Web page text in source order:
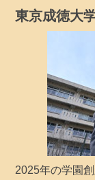
東京成徳大
2025年の学園